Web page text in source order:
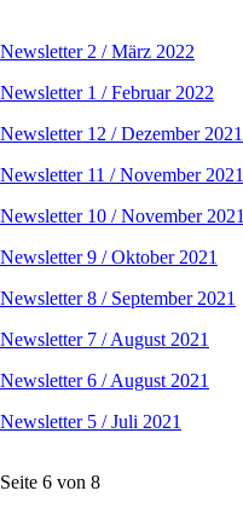
Newsletter 2 / März 2022
Newsletter 1 / Februar 2022
Newsletter 12 / Dezember 2021
Newsletter 11 / November 2021
Newsletter 10 / November 2021
Newsletter 9 / Oktober 2021
Newsletter 8 / September 2021
Newsletter 7 / August 2021
Newsletter 6 / August 2021
Newsletter 5 / Juli 2021
Seite 6 von 8